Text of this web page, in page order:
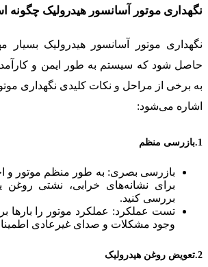
نگهداری موتور آسانسور هیدرولیک چگونه
نگهداری موتور آسانسور هیدرولیک بسیار
حاصل شود که سیستم به طور ایمن و
به برخی از مراحل و نکات کلیدی نگهداری
اشاره می‌شود:
1.بازرسی منظم
بازرسی بصری: به طور منظم موتور و
برای نشانه‌های خرابی، نشتی
بررسی کنید.
تست عملکرد: عملکرد موتور را بارها
وجود مشکلات و صدای غیرعادی
2.تعویض روغن هیدرولیک